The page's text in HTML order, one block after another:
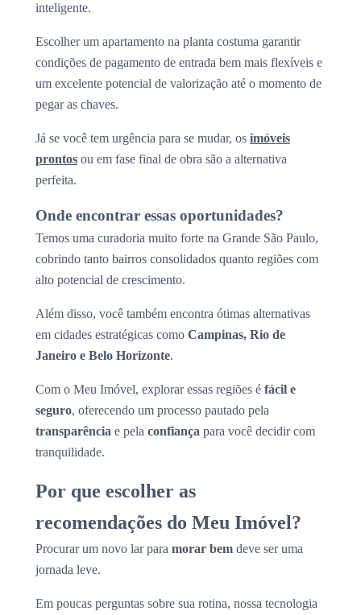
inteligente.
Escolher um apartamento na planta costuma garantir
condições de pagamento de entrada bem mais flexíveis e
um excelente potencial de valorização até o momento de
pegar as chaves.
Já se você tem urgência para se mudar, os imóveis
prontos ou em fase final de obra são a alternativa
perfeita.
Onde encontrar essas oportunidades?
Temos uma curadoria muito forte na Grande São Paulo,
cobrindo tanto bairros consolidados quanto regiões com
alto potencial de crescimento.
Além disso, você também encontra ótimas alternativas
em cidades estratégicas como Campinas, Rio de
Janeiro e Belo Horizonte.
Com o Meu Imóvel, explorar essas regiões é fácil e
seguro, oferecendo um processo pautado pela
transparência e pela confiança para você decidir com
tranquilidade.
Por que escolher as
recomendações do Meu Imóvel?
Procurar um novo lar para morar bem deve ser uma
jornada leve.
Em poucas perguntas sobre sua rotina, nossa tecnologia